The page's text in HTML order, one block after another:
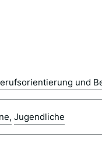
und
Jugendliche